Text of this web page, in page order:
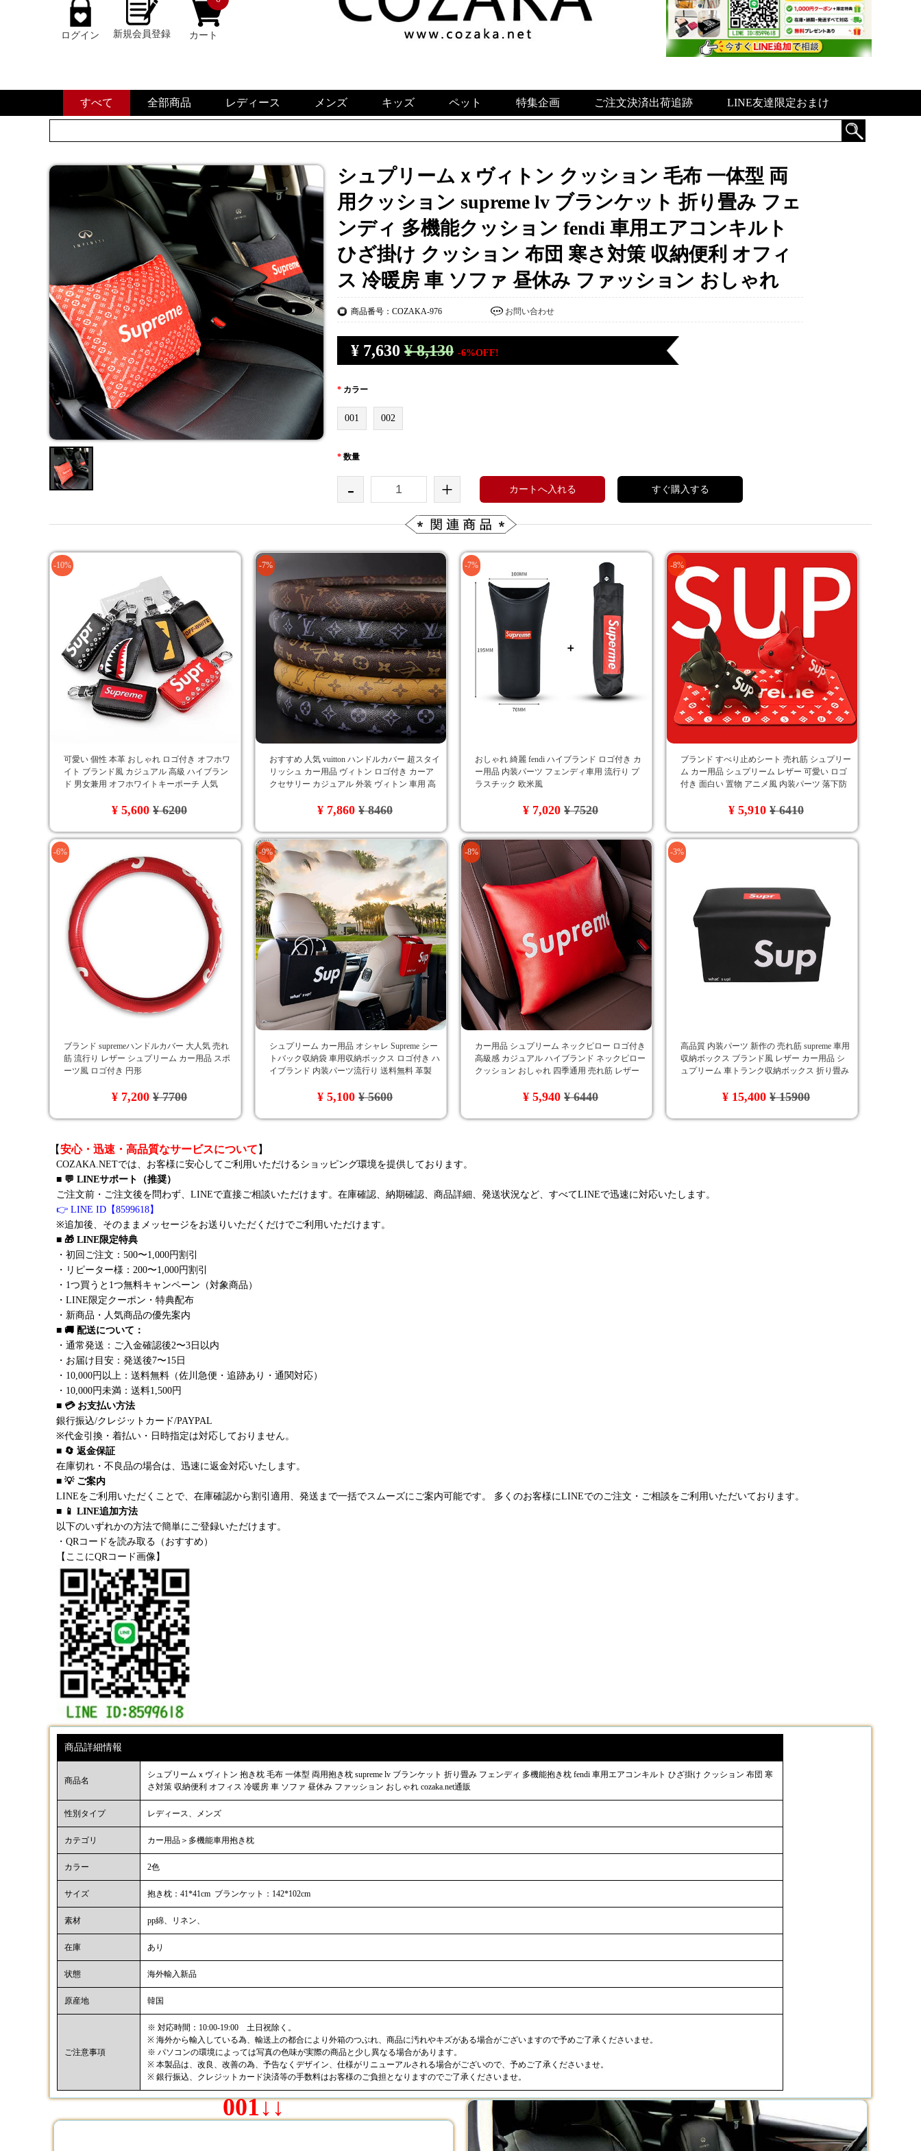
ログイン 新規会員登録 カート
すべて 全部商品 レディース メンズ キッズ ペット 特集企画 ご注文決済出荷追跡 LINE友達限定おまけ
シュプリームｘヴィトン クッション 毛布 一体型 両
用クッション supreme lv ブランケット 折り畳み フェ
ンディ 多機能クッション fendi 車用エアコンキルト
ひざ掛け クッション 布団 寒さ対策 収納便利 オフィ
ス 冷暖房 車 ソファ 昼休み ファッション おしゃれ
商品番号：COZAKA-976 お問い合わせ
¥ 7,630 ¥ 8,130 -6%OFF!
* カラー
001 002
* 数量
- + カートへ入れる すぐ購入する
-10%
可愛い 個性 本革 おしゃれ ロゴ付き オフホワ
イト ブランド風 カジュアル 高級 ハイブラン
ド 男女兼用 オフホワイトキーポーチ 人気
¥ 5,600¥ 6200
-7%
おすすめ 人気 vuitton ハンドルカバー 超スタイ
リッシュ カー用品 ヴィトン ロゴ付き カーア
クセサリー カジュアル 外装 ヴィトン 車用 高
¥ 7,860¥ 8460
-7%
おしゃれ 綺麗 fendi ハイブランド ロゴ付き カ
ー用品 内装パーツ フェンディ車用 流行り プ
ラスチック 欧米風
¥ 7,020¥ 7520
-8%
ブランド すべり止めシート 売れ筋 シュプリー
ム カー用品 シュプリーム レザー 可愛い ロゴ
付き 面白い 置物 アニメ風 内装パーツ 落下防
¥ 5,910¥ 6410
-6%
ブランド supremeハンドルカバー 大人気 売れ
筋 流行り レザー シュプリーム カー用品 スポ
ーツ風 ロゴ付き 円形
¥ 7,200¥ 7700
-9%
シュプリーム カー用品 オシャレ Supreme シー
トバック収納袋 車用収納ボックス ロゴ付き ハ
イブランド 内装パーツ流行り 送料無料 革製
¥ 5,100¥ 5600
-8%
カー用品 シュプリーム ネックピロー ロゴ付き
高級感 カジュアル ハイブランド ネックピロー
クッション おしゃれ 四季通用 売れ筋 レザー
¥ 5,940¥ 6440
-3%
高品質 内装パーツ 新作の 売れ筋 supreme 車用
収納ボックス ブランド風 レザー カー用品 シ
ュプリーム 車トランク収納ボックス 折り畳み
¥ 15,400¥ 15900
【安心・迅速・高品質なサービスについて 】
COZAKA.NETでは、お客様に安心してご利用いただけるショッピング環境を提供しております。
■ 💬 LINEサポート（推奨）
ご注文前・ご注文後を問わず、LINEで直接ご相談いただけます。在庫確認、納期確認、商品詳細、発送状況など、すべてLINEで迅速に対応いたします。
👉 LINE ID【8599618】
※追加後、そのままメッセージをお送りいただくだけでご利用いただけます。
■ 🎁 LINE限定特典
・初回ご注文：500〜1,000円割引
・リピーター様：200〜1,000円割引
・1つ買うと1つ無料キャンペーン（対象商品）
・LINE限定クーポン・特典配布
・新商品・人気商品の優先案内
■ 🚚 配送について：
・通常発送：ご入金確認後2〜3日以内
・お届け目安：発送後7〜15日
・10,000円以上：送料無料（佐川急便・追跡あり・通関対応）
・10,000円未満：送料1,500円
■ 💳 お支払い方法
銀行振込/クレジットカード/PAYPAL
※代金引換・着払い・日時指定は対応しておりません。
■ 🔄 返金保証
在庫切れ・不良品の場合は、迅速に返金対応いたします。
■ 💡 ご案内
LINEをご利用いただくことで、在庫確認から割引適用、発送まで一括でスムーズにご案内可能です。 多くのお客様にLINEでのご注文・ご相談をご利用いただいております。
■ 📱 LINE追加方法
以下のいずれかの方法で簡単にご登録いただけます。
・QRコードを読み取る（おすすめ）
【ここにQRコード画像】
商品詳細情報
商品名
シュプリームｘヴィトン 抱き枕 毛布 一体型 両用抱き枕 supreme lv ブランケット 折り畳み フェンディ 多機能抱き枕 fendi 車用エアコンキルト ひざ掛け クッション 布団 寒
さ対策 収納便利 オフィス 冷暖房 車 ソファ 昼休み ファッション おしゃれ cozaka.net通販
性別タイプ レディース、メンズ
カテゴリ カー用品＞多機能車用抱き枕
カラー 2色
サイズ 抱き枕：41*41cm ブランケット：142*102cm
素材 pp綿、リネン、
在庫 あり
状態 海外輸入新品
原産地 韓国
ご注意事項
※ 対応時間：10:00-19:00 土日祝除く。
※ 海外から輸入している為、輸送上の都合により外箱のつぶれ、商品に汚れやキズがある場合がございますので予めご了承くださいませ。
※ パソコンの環境によっては写真の色味が実際の商品と少し異なる場合があります。
※ 本製品は、改良、改善の為、予告なくデザイン、仕様がリニューアルされる場合がございので、予めご了承くださいませ。
※ 銀行振込、クレジットカード決済等の手数料はお客様のご負担となりますのでご了承くださいませ。
001↓↓